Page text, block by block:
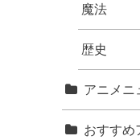
魔法
歴史
アニメニ
おすすめ